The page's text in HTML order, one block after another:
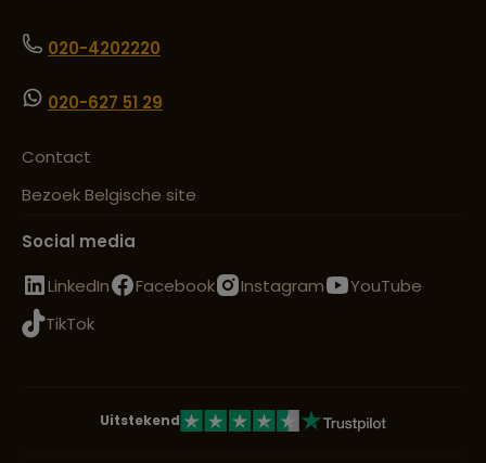
020-4202220
020-627 51 29
Contact
Bezoek Belgische site
Social media
LinkedIn
Facebook Instagram
YouTube
TikTok
Uitstekend